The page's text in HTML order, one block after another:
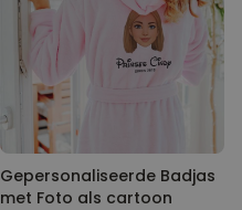
Gepersonaliseerde Badjas
met Foto als cartoon